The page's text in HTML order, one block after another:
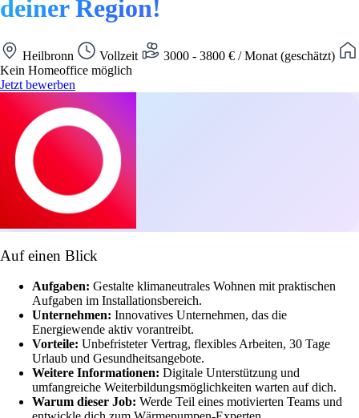
deiner Region!
Heilbronn Vollzeit
3000 - 3800 € / Monat (geschätzt)
Kein Homeoffice möglich
Jetzt bewerben
Auf einen Blick
Aufgaben: Gestalte klimaneutrales Wohnen mit praktischen
Aufgaben im Installationsbereich.
Unternehmen: Innovatives Unternehmen, das die
Energiewende aktiv vorantreibt.
Vorteile: Unbefristeter Vertrag, flexibles Arbeiten, 30 Tage
Urlaub und Gesundheitsangebote.
Weitere Informationen: Digitale Unterstützung und
umfangreiche Weiterbildungsmöglichkeiten warten auf dich.
Warum dieser Job: Werde Teil eines motivierten Teams und